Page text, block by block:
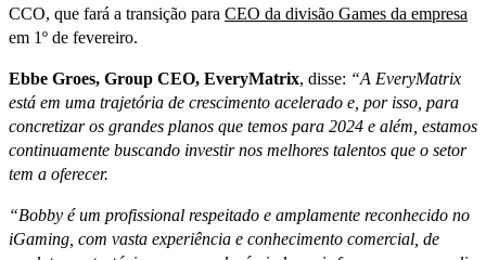
CCO, que fará a transição para CEO da divisão Games da empresa
em 1º de fevereiro.
Ebbe Groes, Group CEO, EveryMatrix, disse: “A EveryMatrix
está em uma trajetória de crescimento acelerado e, por isso, para
concretizar os grandes planos que temos para 2024 e além, estamos
continuamente buscando investir nos melhores talentos que o setor
tem a oferecer.
“Bobby é um profissional respeitado e amplamente reconhecido no
iGaming, com vasta experiência e conhecimento comercial, de